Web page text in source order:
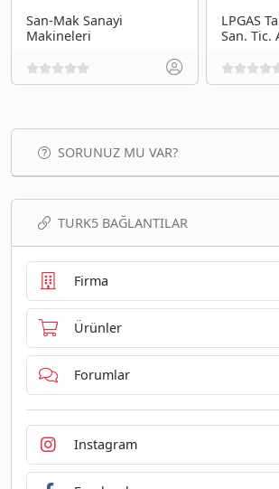
San-Mak Sanayi
Makineleri
LPGAS
San. Tic.
SORUNUZ MU VAR?
TURK5 BAĞLANTILAR
Firma
Ürünler
Forumlar
Instagram